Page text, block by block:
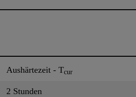
Aushärtezeit - Tcur
2 Stunden